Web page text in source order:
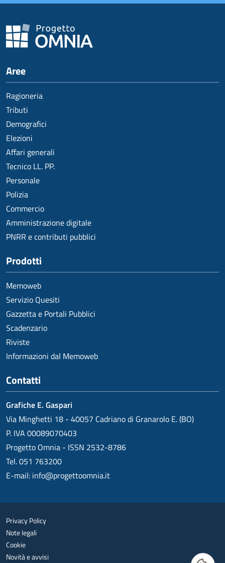
Aree
Ragioneria
Tributi
Demografici
Elezioni
Affari generali
Tecnico LL. PP.
Personale
Polizia
Commercio
Amministrazione digitale
PNRR e contributi pubblici
Prodotti
Memoweb
Servizio Quesiti
Gazzetta e Portali Pubblici
Scadenzario
Riviste
Informazioni dal Memoweb
Contatti
Grafiche E. Gaspari
Via Minghetti 18 - 40057 Cadriano di Granarolo E. (BO)
P. IVA 00089070403
Progetto Omnia - ISSN 2532-8786
Tel. 051 763200
E-mail: info@progettoomnia.it
Privacy Policy
Note legali
Cookie
Novità e avvisi